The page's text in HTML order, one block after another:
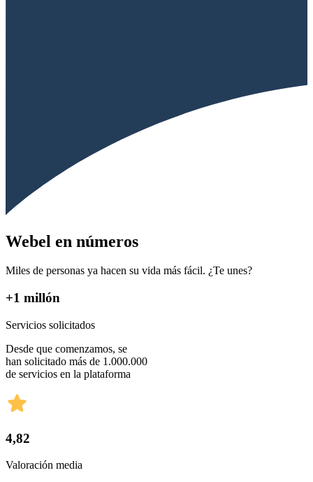
Webel en números
Miles de personas ya hacen su vida más fácil. ¿Te unes?
+1 millón
Servicios solicitados
Desde que comenzamos, se
han solicitado más de 1.000.000
de servicios en la plataforma
4,82
Valoración media